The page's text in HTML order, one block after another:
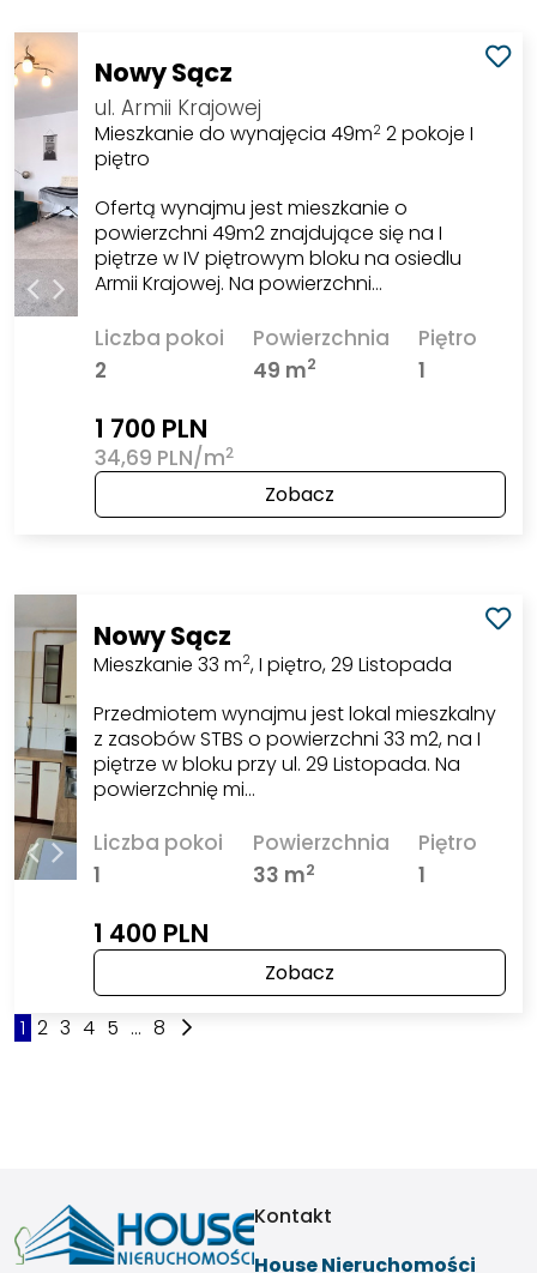
Nowy Sącz
ul. Armii Krajowej
Mieszkanie do wynajęcia 49m2 2 pokoje I
piętro
Ofertą wynajmu jest mieszkanie o
powierzchni 49m2 znajdujące się na I
piętrze w IV piętrowym bloku na osiedlu
Armii Krajowej. Na powierzchni…
Liczba pokoi
2
Powierzchnia
49 m2
Piętro
1
1 700 PLN
34,69 PLN/m2
Zobacz
Nowy Sącz
Mieszkanie 33 m2, I piętro, 29 Listopada
Przedmiotem wynajmu jest lokal mieszkalny
z zasobów STBS o powierzchni 33 m2, na I
piętrze w bloku przy ul. 29 Listopada. Na
powierzchnię mi…
Liczba pokoi
1
Powierzchnia
33 m2
Piętro
1
1 400 PLN
Zobacz
1 2 3 4 5 ... 8
Kontakt
House Nieruchomości